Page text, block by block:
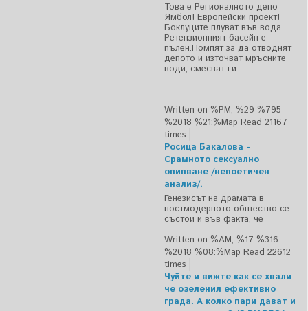
Това е Регионалното депо
Ямбол! Европейски проект!
Боклуците плуват във вода.
Ретензионният басейн е
пълен.Помпят за да отводнят
депото и източват мръсните
води, смесват ги
Written on %PM, %29 %795
%2018 %21:%Мар Read 21167
times
Росица Бакалова -
Срамното сексуално
опипване /непоетичен
анализ/.
Генезисът на драмата в
постмодерното общество се
състои и във факта, че
Written on %AM, %17 %316
%2018 %08:%Мар Read 22612
times
Чуйте и вижте как се хвали
че озеленил ефективно
града. А колко пари дават и